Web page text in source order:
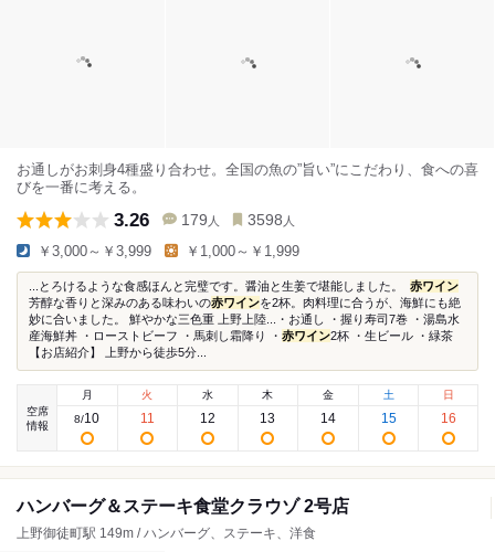
お通しがお刺身4種盛り合わせ。全国の魚の”旨い”にこだわり、食への喜
びを一番に考える。
3.26 179 人 3598 人
￥3,000～￥3,999 ￥1,000～￥1,999
...とろけるような食感ほんと完璧です。醤油と生姜で堪能しました。 ⁡ 赤ワイン
芳醇な香りと深みのある味わいの赤ワインを2杯。肉料理に合うが、海鮮にも絶
妙に合いました。 鮮やかな三色重 上野上陸...・お通し ・握り寿司7巻 ・湯島水
産海鮮丼 ・ローストビーフ ・馬刺し霜降り ・ 赤ワイン2杯 ・生ビール ・緑茶 ⁡ ⁡
【お店紹介】 上野から徒歩5分...
空席
情報
月
8/10
火
11
水
12
木
13
金
14
土
15
日
16
ハンバーグ＆ステーキ食堂クラウゾ 2号店
上野御徒町駅 149m / ハンバーグ、ステーキ、洋食